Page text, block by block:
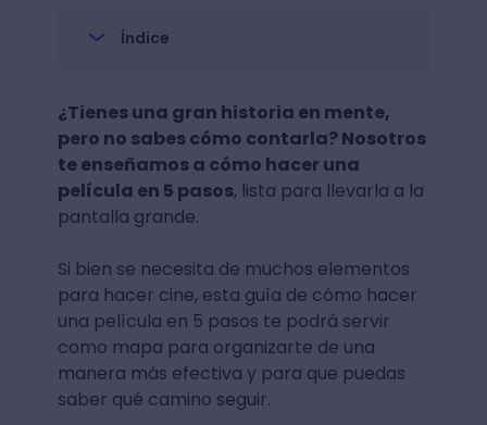
Índice
¿Tienes una gran historia en mente,
pero no sabes cómo contarla? Nosotros
te enseñamos a cómo hacer una
película en 5 pasos, lista para llevarla a la
pantalla grande.
Si bien se necesita de muchos elementos
para hacer cine, esta guía de cómo hacer
una película en 5 pasos te podrá servir
como mapa para organizarte de una
manera más efectiva y para que puedas
saber qué camino seguir.